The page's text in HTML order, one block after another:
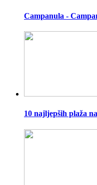
Campanula -
10 najljepših plaža